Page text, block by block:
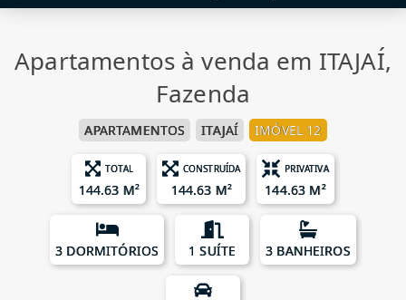
Apartamentos à venda em ITAJAÍ,
Fazenda
APARTAMENTOS ITAJAÍ IMÓVEL 12
TOTAL
144.63 M²
CONSTRUÍDA
144.63 M²
PRIVATIVA
144.63 M²
3 DORMITÓRIOS 1 SUÍTE 3 BANHEIROS